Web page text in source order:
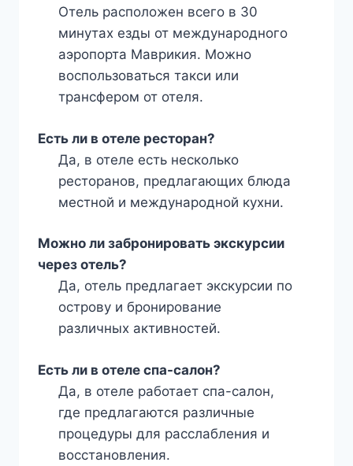
Отель расположен всего в 30
минутах езды от международного
аэропорта Маврикия. Можно
воспользоваться такси или
трансфером от отеля.
Есть ли в отеле ресторан?
Да, в отеле есть несколько
ресторанов, предлагающих блюда
местной и международной кухни.
Можно ли забронировать экскурсии
через отель?
Да, отель предлагает экскурсии по
острову и бронирование
различных активностей.
Есть ли в отеле спа-салон?
Да, в отеле работает спа-салон,
где предлагаются различные
процедуры для расслабления и
восстановления.